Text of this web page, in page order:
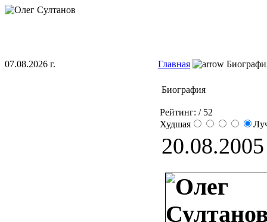
07.08.2026 г. Главная
Биография
Рейтинг: / 52
Худшая
20.08.2005